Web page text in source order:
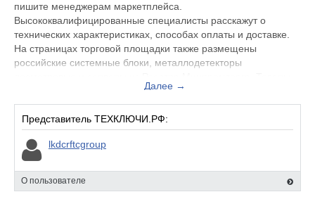
пишите менеджерам маркетплейса.
Высококвалифицированные специалисты расскажут о
технических характеристиках, способах оплаты и доставке.
На страницах торговой площадки также размещены
российские системные блоки, металлодетекторы
имеют сертификаты соответствия, которые размещены на
нашем сайте. Поможем купить по цене производителя и
доставим в любую точку страны.
Далее →
Представитель ТЕХКЛЮЧИ.РФ:
lkdcrftcgroup
О пользователе